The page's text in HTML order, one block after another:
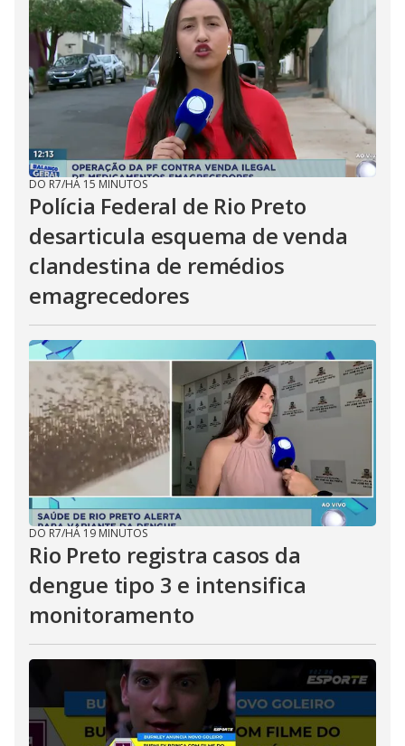
DO R7/HÁ 15 MINUTOS
Polícia Federal de Rio Preto
desarticula esquema de venda
clandestina de remédios
emagrecedores
DO R7/HÁ 19 MINUTOS
Rio Preto registra casos da
dengue tipo 3 e intensifica
monitoramento